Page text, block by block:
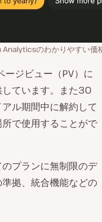
Analyticsのわかりやすい価
ジビュー（PV）に
しています。また30
ル期間中に解約して
で使用することがで
プランに無制限のデ
拠、統合機能などの